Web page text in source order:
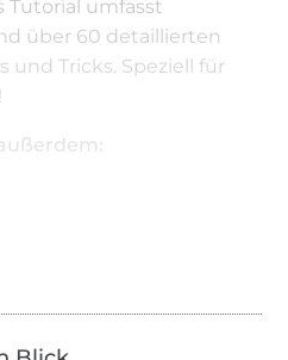
Tutorial umfasst
über 60 detaillierten
und Tricks. Speziell für